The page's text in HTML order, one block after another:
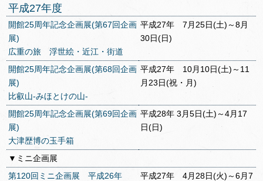
平成27年度
開館25周年記念企画展(第67回企画
展)
広重の旅 浮世絵・近江・街道
平成27年 7月25日(土)～8月
30日(日)
開館25周年記念企画展(第68回企画
展)
比叡山‐みほとけの山‐
平成27年 10月10日(土)～11
月23日(祝・月)
開館25周年記念企画展(第69回企画
展)
大津歴博の玉手箱
平成28年 3月5日(土)～4月17
日(日)
▼ミニ企画展
第120回ミニ企画展 平成26年
平成27年 4月28日(火)～6月7